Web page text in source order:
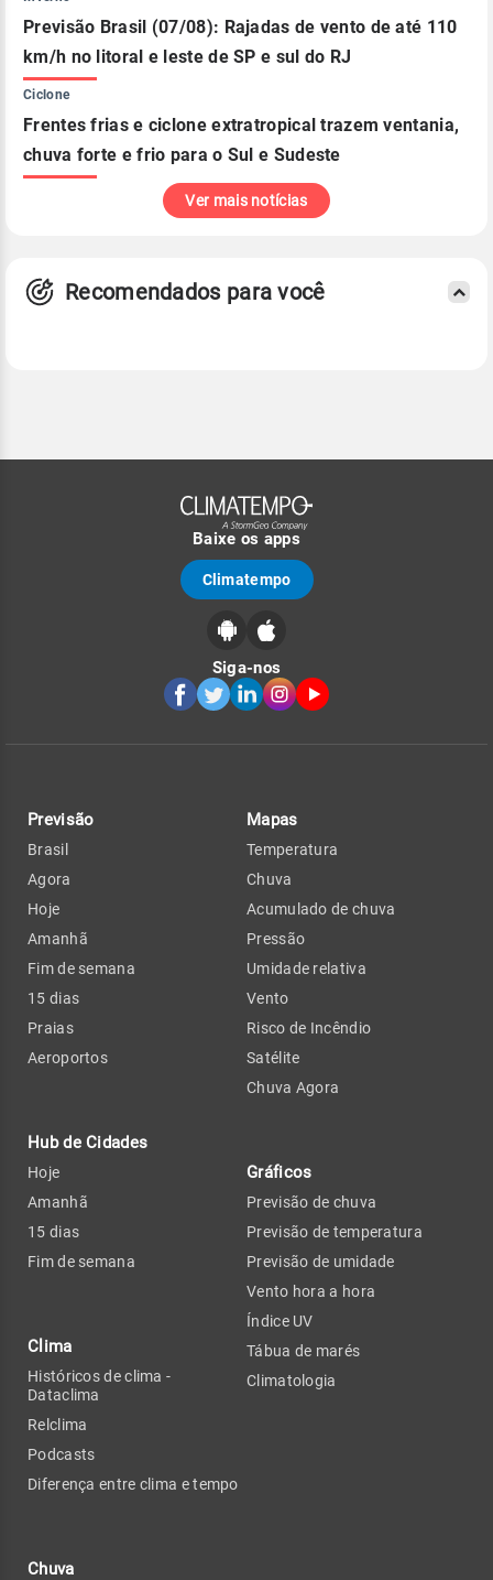
Previsão Brasil (07/08): Rajadas de vento de até 110
km/h no litoral e leste de SP e sul do RJ
Ciclone
Frentes frias e ciclone extratropical trazem ventania,
chuva forte e frio para o Sul e Sudeste
Ver mais notícias
Recomendados para você
Baixe os apps
Climatempo
Siga-nos
Previsão
Brasil
Agora
Hoje
Amanhã
Fim de semana
15 dias
Praias
Aeroportos
Hub de Cidades
Hoje
Amanhã
15 dias
Fim de semana
Clima
Históricos de clima -
Dataclima
Relclima
Podcasts
Diferença entre clima e tempo
Chuva
Mapas
Temperatura
Chuva
Acumulado de chuva
Pressão
Umidade relativa
Vento
Risco de Incêndio
Satélite
Chuva Agora
Gráficos
Previsão de chuva
Previsão de temperatura
Previsão de umidade
Vento hora a hora
Índice UV
Tábua de marés
Climatologia